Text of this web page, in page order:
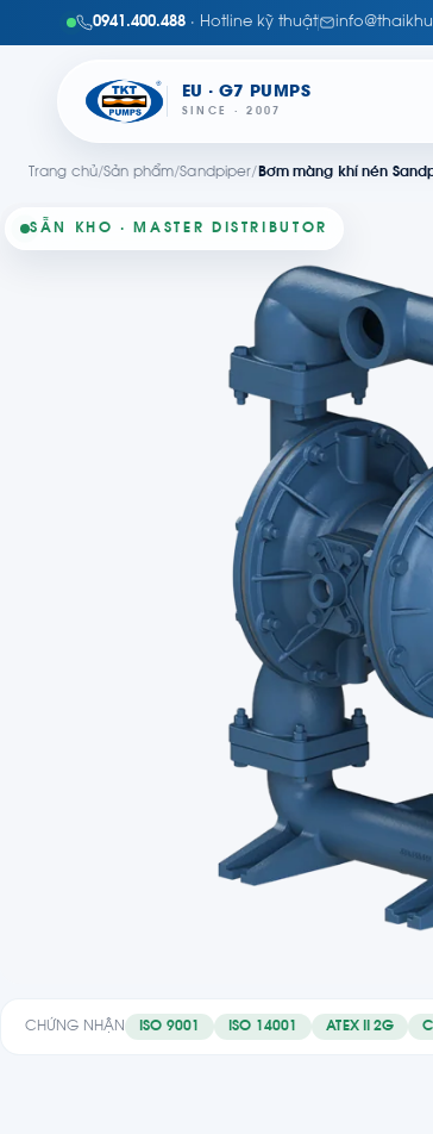
0941.400.488 · Hotline kỹ thuật
EU · G7 PUMPS
SINCE · 2007
Trang chủ/Sản phẩm/Sandpiper/ Bơm màng khí nén
SẴN KHO · MASTER DISTRIBUTOR
CHỨNG NHẬN ISO 9001 ISO 14001 ATEX II 2G